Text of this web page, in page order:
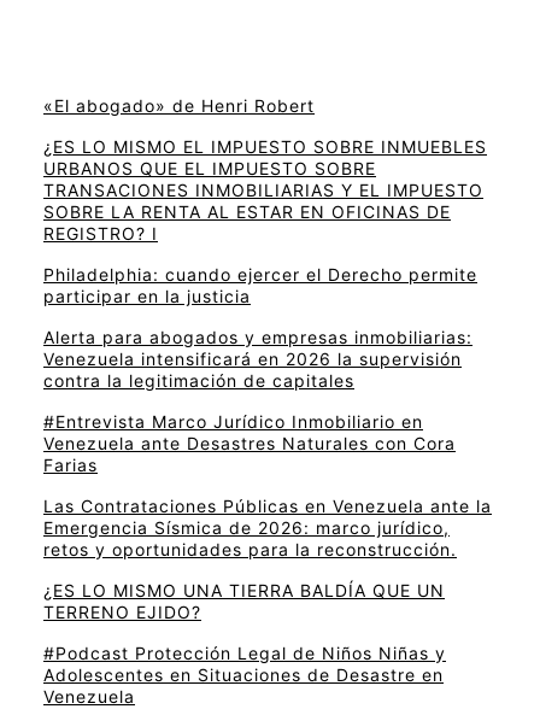
«El abogado» de Henri Robert
¿ES LO MISMO EL IMPUESTO SOBRE INMUEBLES
URBANOS QUE EL IMPUESTO SOBRE
TRANSACIONES INMOBILIARIAS Y EL IMPUESTO
SOBRE LA RENTA AL ESTAR EN OFICINAS DE
REGISTRO? I
Philadelphia: cuando ejercer el Derecho permite
participar en la justicia
Alerta para abogados y empresas inmobiliarias:
Venezuela intensificará en 2026 la supervisión
contra la legitimación de capitales
#Entrevista Marco Jurídico Inmobiliario en
Venezuela ante Desastres Naturales con Cora
Farias
Las Contrataciones Públicas en Venezuela ante la
Emergencia Sísmica de 2026: marco jurídico,
retos y oportunidades para la reconstrucción.
¿ES LO MISMO UNA TIERRA BALDÍA QUE UN
TERRENO EJIDO?
#Podcast Protección Legal de Niños Niñas y
Adolescentes en Situaciones de Desastre en
Venezuela